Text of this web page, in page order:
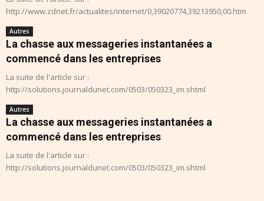
http://www.zdnet.fr/actualites/internet/0,39020774,39213950,00.htm
Autres
La chasse aux messageries instantanées a
commencé dans les entreprises
La suite de l'article sur :
http://solutions.journaldunet.com/0503/050323_im.shtml
Autres
La chasse aux messageries instantanées a
commencé dans les entreprises
La suite de l'article sur :
http://solutions.journaldunet.com/0503/050323_im.shtml